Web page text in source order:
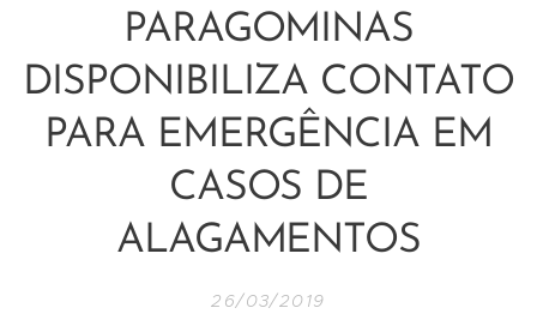
PARAGOMINAS
DISPONIBILIZA CONTATO
PARA EMERGÊNCIA EM
CASOS DE
ALAGAMENTOS
26/03/2019